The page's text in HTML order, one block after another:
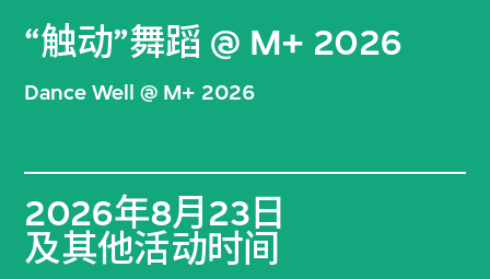
“触动”舞蹈 @ M+ 2026
Dance Well @ M+ 2026
2026年8月23日
及其他活动时间